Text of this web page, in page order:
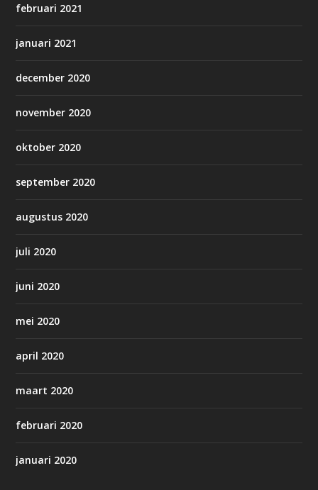
februari 2021
januari 2021
december 2020
november 2020
oktober 2020
september 2020
augustus 2020
juli 2020
juni 2020
mei 2020
april 2020
maart 2020
februari 2020
januari 2020